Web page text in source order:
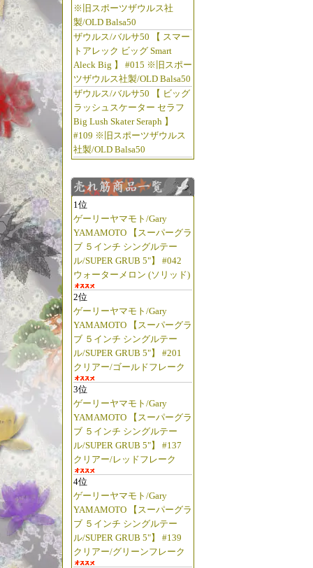
※旧スポーツザウルス社
製/OLD Balsa50
ザウルス/バルサ50 【 スマー
トアレック ビッグ Smart
Aleck Big 】 #015 ※旧スポー
ツザウルス社製/OLD Balsa50
ザウルス/バルサ50 【 ビッグ
ラッシュスケーター セラフ
Big Lush Skater Seraph 】
#109 ※旧スポーツザウルス
社製/OLD Balsa50
1位
ゲーリーヤマモト/Gary
YAMAMOTO 【スーパーグラ
ブ ５インチ シングルテー
ル/SUPER GRUB 5"】 #042
ウォーターメロン (ソリッド)
2位
ゲーリーヤマモト/Gary
YAMAMOTO 【スーパーグラ
ブ ５インチ シングルテー
ル/SUPER GRUB 5"】 #201
クリアー/ゴールドフレーク
3位
ゲーリーヤマモト/Gary
YAMAMOTO 【スーパーグラ
ブ ５インチ シングルテー
ル/SUPER GRUB 5"】 #137
クリアー/レッドフレーク
4位
ゲーリーヤマモト/Gary
YAMAMOTO 【スーパーグラ
ブ ５インチ シングルテー
ル/SUPER GRUB 5"】 #139
クリアー/グリーンフレーク